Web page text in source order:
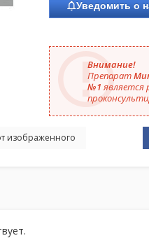
Уведомить о
Внимание!
Препарат
№1является
изображенного